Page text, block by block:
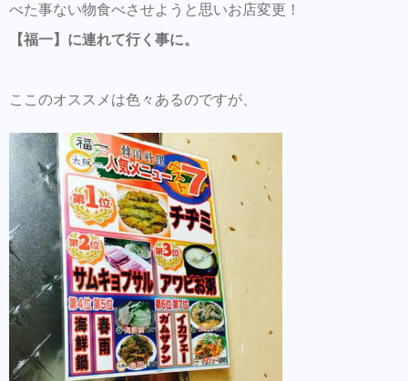
べた事ない物食べさせようと思いお店変更！
【福一】に連れて行く事に。
ここのオススメは色々あるのですが、